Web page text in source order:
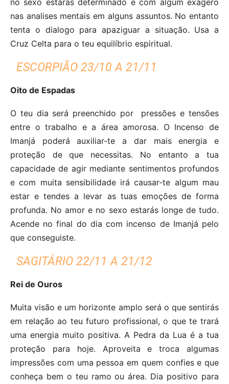
nas analises mentais em alguns assuntos. No entanto
tenta o dialogo para apaziguar a situação. Usa a
Cruz Celta para o teu equilíbrio espiritual.
ESCORPIÃO 23/10 A 21/11
Oito de Espadas
O teu dia será preenchido por pressões e tensões
entre o trabalho e a área amorosa. O Incenso de
Imanjá poderá auxiliar-te a dar mais energia e
proteção de que necessitas. No entanto a tua
capacidade de agir mediante sentimentos profundos
e com muita sensibilidade irá causar-te algum mau
estar e tendes a levar as tuas emoções de forma
profunda. No amor e no sexo estarás longe de tudo.
Acende no final do dia com incenso de Imanjá pelo
que conseguiste.
SAGITÁRIO 22/11 A 21/12
Rei de Ouros
Muita visão e um horizonte amplo será o que sentirás
em relação ao teu futuro profissional, o que te trará
uma energia muito positiva. A Pedra da Lua é a tua
proteção para hoje. Aproveita e troca algumas
impressões com uma pessoa em quem confies e que
conheça bem o teu ramo ou área. Dia positivo para